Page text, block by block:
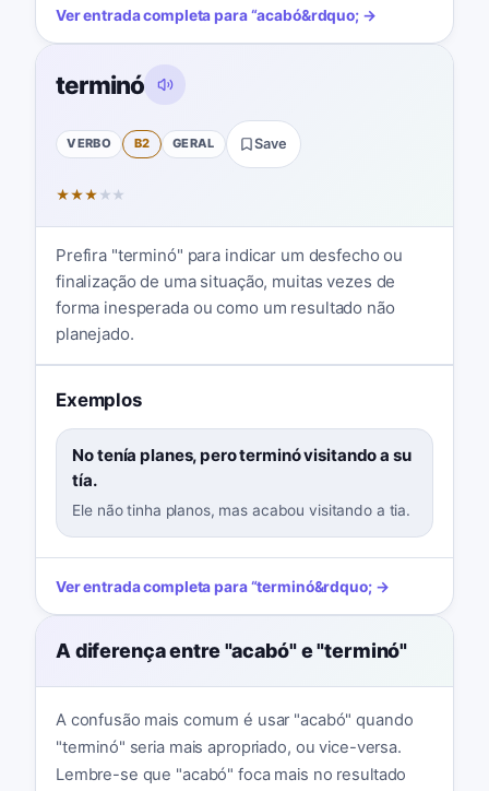
Ver entrada completa para“acabó&rdquo; →
terminó
VERBO B2 GERAL Save
★★★ ★ ★
Prefira "terminó" para indicar um desfecho ou
finalização de uma situação, muitas vezes de
forma inesperada ou como um resultado não
planejado.
Exemplos
No tenía planes, pero terminó visitando a su
tía.
Ele não tinha planos, mas acabou visitando a tia.
Ver entrada completa para“terminó&rdquo; →
A diferença entre "acabó" e "terminó"
A confusão mais comum é usar "acabó" quando
"terminó" seria mais apropriado, ou vice-versa.
Lembre-se que "acabó" foca mais no resultado